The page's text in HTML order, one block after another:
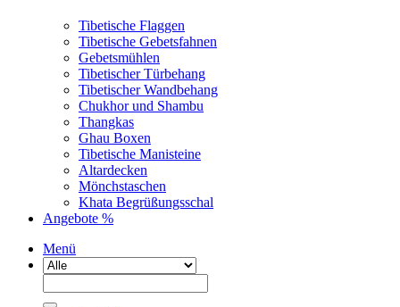
Tibetische Flaggen
Tibetische Gebetsfahnen
Gebetsmühlen
Tibetischer Türbehang
Tibetischer Wandbehang
Chukhor und Shambu
Thangkas
Ghau Boxen
Tibetische Manisteine
Altardecken
Mönchstaschen
Khata Begrüßungsschal
Angebote %
Menü